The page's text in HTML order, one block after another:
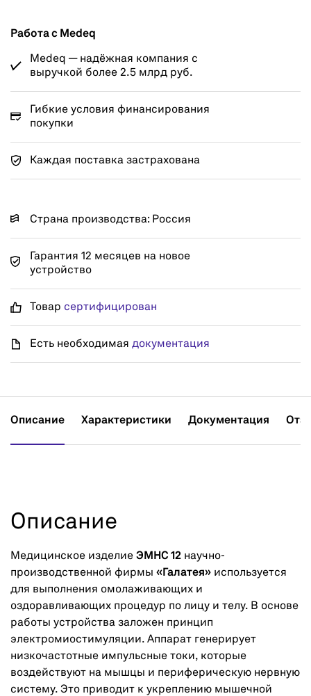
Работа с Medeq
Medeq — надёжная компания с
выручкой более 2.5 млрд руб.
Гибкие условия финансирования
покупки
Каждая поставка застрахована
Страна производства: Россия
Гарантия 12 месяцев на новое
устройство
Товар сертифицирован
Есть необходимая документация
Описание Характеристики Документация
Описание
Медицинское изделие ЭМНС 12 научно-
производственной фирмы «Галатея» используется
для выполнения омолаживающих и
оздоравливающих процедур по лицу и телу. В основе
работы устройства заложен принцип
электромиостимуляции. Аппарат генерирует
низкочастотные импульсные токи, которые
воздействуют на мышцы и периферическую нервную
систему. Это приводит к укреплению мышечной